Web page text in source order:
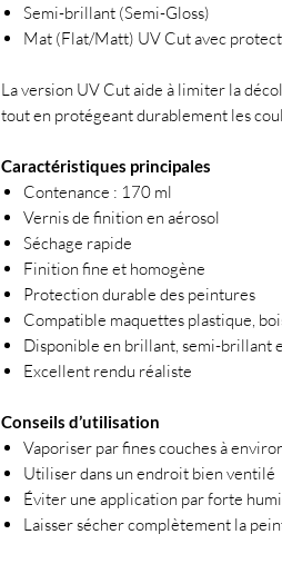
Semi-brillant (Semi-Gloss)
Mat (Flat/Matt) UV Cut avec
La version UV Cut aide à limiter la
tout en protégeant durablement les
Caractéristiques principales
Contenance : 170 ml
Vernis de finition en aérosol
Séchage rapide
Finition fine et homogène
Protection durable des peintures
Compatible maquettes plastique,
Disponible en brillant, semi-brillant
Excellent rendu réaliste
Conseils d’utilisation
Vaporiser par fines couches à
Utiliser dans un endroit bien ventilé
Éviter une application par forte
Laisser sécher complètement la